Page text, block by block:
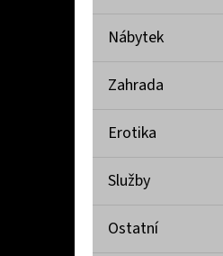
Nábytek
Zahrada
Erotika
Služby
Ostatní